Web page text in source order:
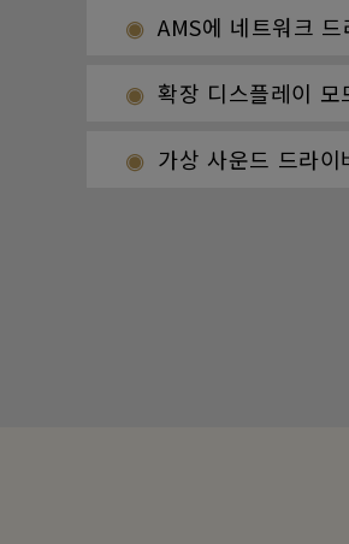
AMS에 네트워크
확장 디스플레이
가상 사운드 드라